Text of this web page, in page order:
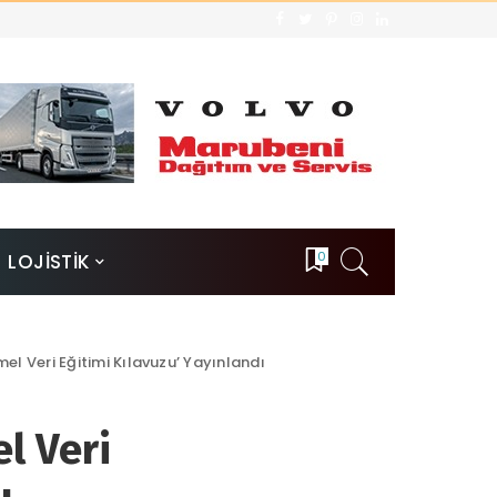
LOJİSTİK 0
Veri Eğitimi Kılavuzu’ Yayınlandı
Veri